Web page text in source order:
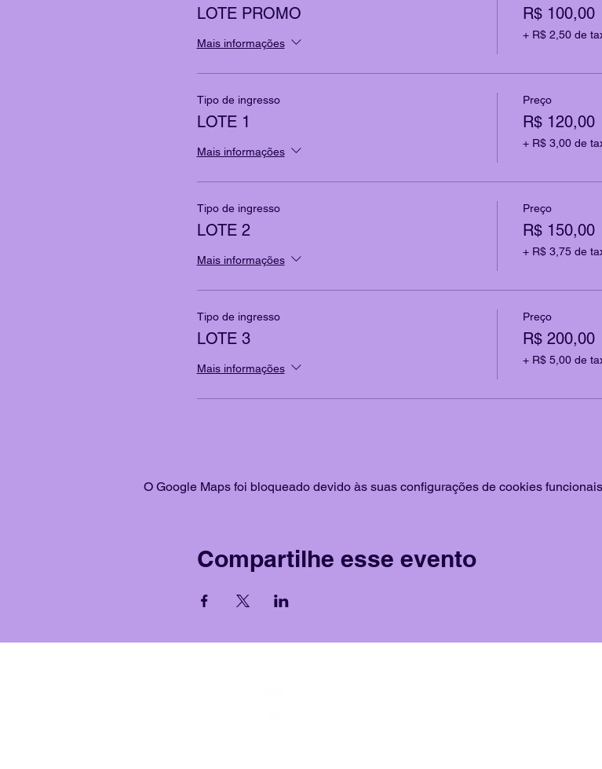
LOTE PROMO
Mais informações
R$ 100,00
+ R$ 2,50 de
Tipo de ingresso
LOTE 1
Mais informações
Preço
R$ 120,00
+ R$ 3,00 de
Tipo de ingresso
LOTE 2
Mais informações
Preço
R$ 150,00
+ R$ 3,75 de
Tipo de ingresso
LOTE 3
Mais informações
Preço
R$ 200,00
+ R$ 5,00 de
O Google Maps foi bloqueado devido às suas configurações de cookies
Compartilhe esse evento